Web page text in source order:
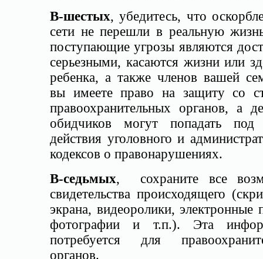
В-шестых, убедитесь, что
сети не перешли в реальную
поступающие угрозы являются
серьезными, касаются жизни или
ребенка, а также членов вашей
вы имеете право на защиту со
правоохранительных органов, а
обидчиков могут попадать под
действия уголовного и
кодексов о правонарушениях.
В-седьмых, сохраните все
свидетельства происходящего
экрана, видеоролики, электронные
фотографии и т.п.). Эта
потребуется для
органов.